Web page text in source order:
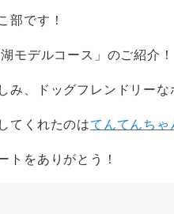
部です！
モデルコース」のご紹介！
み、ドッグフレンドリーな
てくれたのはてんてんちゃ
トをありがとう！